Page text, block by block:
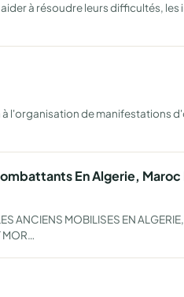
à résoudre leurs difficultés,
l'organisation de manifestations
En Algerie, Maroc
ANCIENS MOBILISES EN
MOR…